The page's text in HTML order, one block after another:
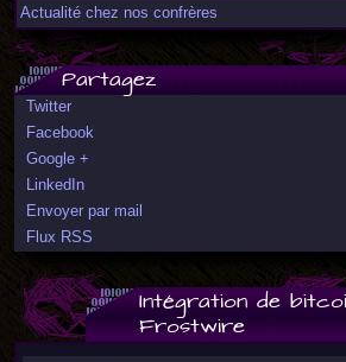
Actualité chez nos confrères
Partagez
Twitter
Facebook
Google +
LinkedIn
Envoyer par mail
Flux RSS
Intégration de
Frostwire